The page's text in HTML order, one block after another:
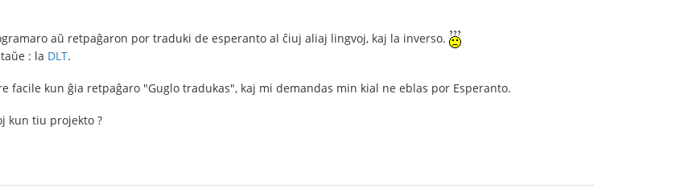
aŭ retpaĝaron por traduki de esperanto al ĉiuj aliaj lingvoj, kaj la inverso.
: la DLT.
facile kun ĝia retpaĝaro "Guglo tradukas", kaj mi demandas min kial ne eblas por Esperanto.
kun tiu projekto ?